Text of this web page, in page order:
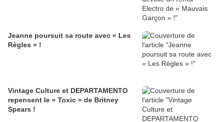
Jeanne poursuit sa route avec « Les
Règles » !
Vintage Culture et DEPARTAMENTO
repensent le « Toxic » de Britney
Spears !